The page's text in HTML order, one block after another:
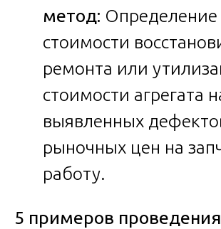
метод: Определение
стоимости
ремонта или
стоимости агрегата
выявленных
рыночных цен на
работу.
5 примеров проведения